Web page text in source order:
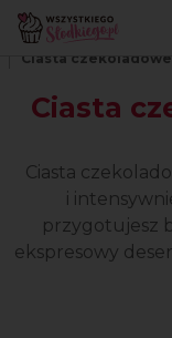
Strona główna
Ciasta
Ciasta
Ciasta
i
przygotujesz
ekspresowy